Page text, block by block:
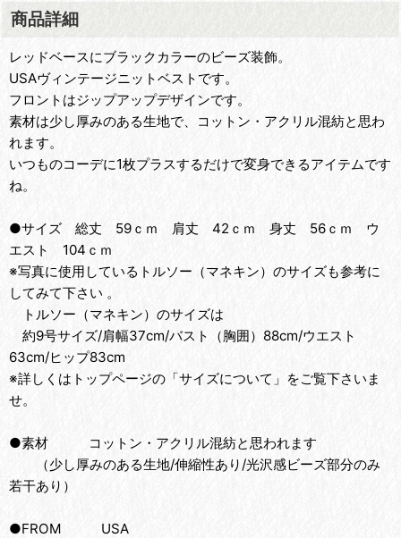
商品詳細
レッドベースにブラックカラーのビーズ装飾。
USAヴィンテージニットベストです。
フロントはジップアップデザインです。
素材は少し厚みのある生地で、コットン・アクリル混紡と思わ
れます。
いつものコーデに1枚プラスするだけで変身できるアイテムです
ね。
●サイズ 総丈 59ｃｍ 肩丈 42ｃｍ 身丈 56ｃｍ ウ
エスト 104ｃｍ
※写真に使用しているトルソー（マネキン）のサイズも参考に
してみて下さい 。
トルソー（マネキン）のサイズは
約9号サイズ/肩幅37cm/バスト（胸囲）88cm/ウエスト
63cm/ヒップ83cm
※詳しくはトップページの「サイズについて」をご覧下さいま
せ。
●素材 コットン・アクリル混紡と思われます
（少し厚みのある生地/伸縮性あり/光沢感ビーズ部分のみ
若干あり）
●FROM USA